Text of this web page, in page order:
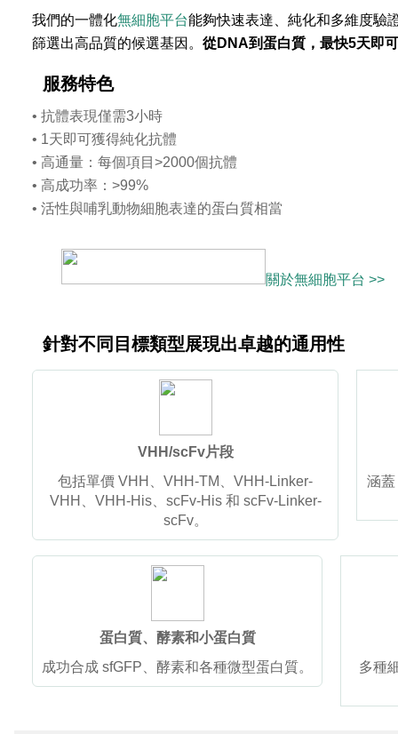
我們的一體化無細胞平台能夠快速表達、純化和多維度驗
篩選出高品質的候選基因。 從DNA到蛋白質，最快5天即
服務特色
• 抗體表現僅需3小時
• 1天即可獲得純化抗體
• 高通量：每個項目>2000個抗體
• 高成功率：>99%
• 活性與哺乳動物細胞表達的蛋白質相當
關於無細胞平台 >>
針對不同目標類型展現出卓越的通用性
VHH/scFv片段
包括單價 VHH、VHH-TM、VHH-Linker-
VHH、VHH-His、scFv-His 和 scFv-Linker-
scFv。
涵
蛋白質、酵素和小蛋白質
成功合成 sfGFP、酵素和各種微型蛋白質。
多種